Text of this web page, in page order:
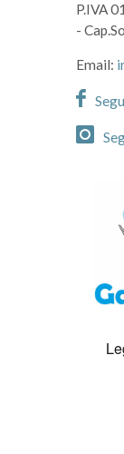
P.IVA
-
Email: